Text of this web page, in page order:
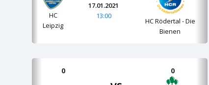
HC
Leipzig
17.01.2021
13:00
HC Rödertal - Die
Bienen
0 0